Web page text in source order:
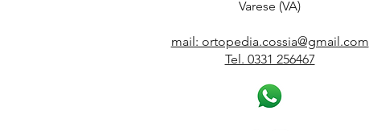
Varese (VA)
mail: ortopedia.cossia@gmail.com
Tel. 0331 256467